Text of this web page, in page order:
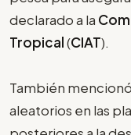
declarado a la
Tropical(CIAT).
También
aleatorios en las